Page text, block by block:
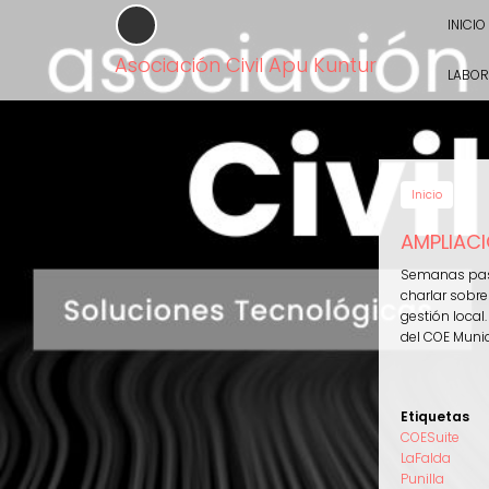
contenido
principal
Asociación Civil Apu Kuntur
INICIO
Inicio
Semanas
charlar
gestión
del COE
Etiquetas
COESuite
LaFalda
Punilla